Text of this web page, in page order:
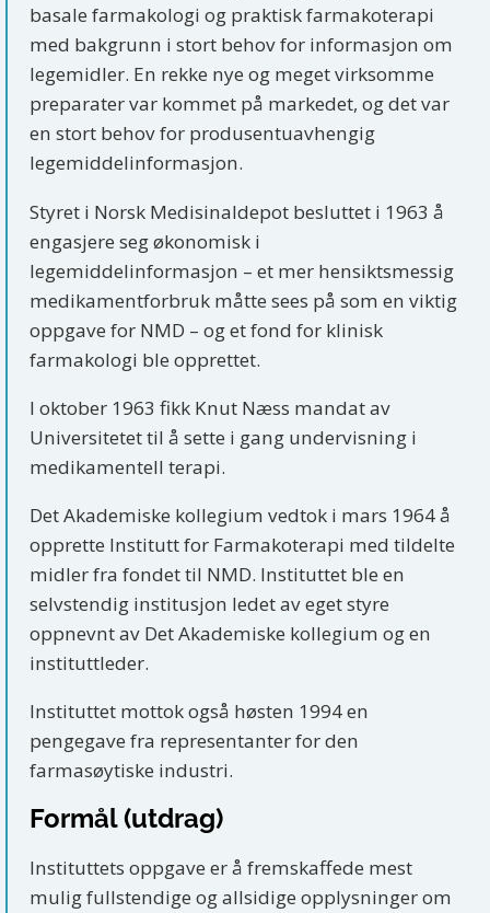
basale farmakologi og praktisk farmakoterapi
med bakgrunn i stort behov for informasjon om
legemidler. En rekke nye og meget virksomme
preparater var kommet på markedet, og det var
en stort behov for produsentuavhengig
legemiddelinformasjon.
Styret i Norsk Medisinaldepot besluttet i 1963 å
engasjere seg økonomisk i
legemiddelinformasjon – et mer hensiktsmessig
medikamentforbruk måtte sees på som en viktig
oppgave for NMD – og et fond for klinisk
farmakologi ble opprettet.
I oktober 1963 fikk Knut Næss mandat av
Universitetet til å sette i gang undervisning i
medikamentell terapi.
Det Akademiske kollegium vedtok i mars 1964 å
opprette Institutt for Farmakoterapi med tildelte
midler fra fondet til NMD. Instituttet ble en
selvstendig institusjon ledet av eget styre
oppnevnt av Det Akademiske kollegium og en
instituttleder.
Instituttet mottok også høsten 1994 en
pengegave fra representanter for den
farmasøytiske industri.
Formål (utdrag)
Instituttets oppgave er å fremskaffede mest
mulig fullstendige og allsidige opplysninger om